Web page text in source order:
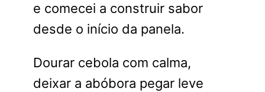
e comecei a construir sabor
desde o início da panela.
Dourar cebola com calma,
deixar a abóbora pegar leve